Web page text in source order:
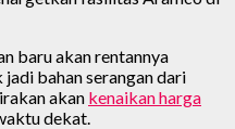
baru akan rentannya
bahan serangan dari
akan kenaikan harga
dekat.